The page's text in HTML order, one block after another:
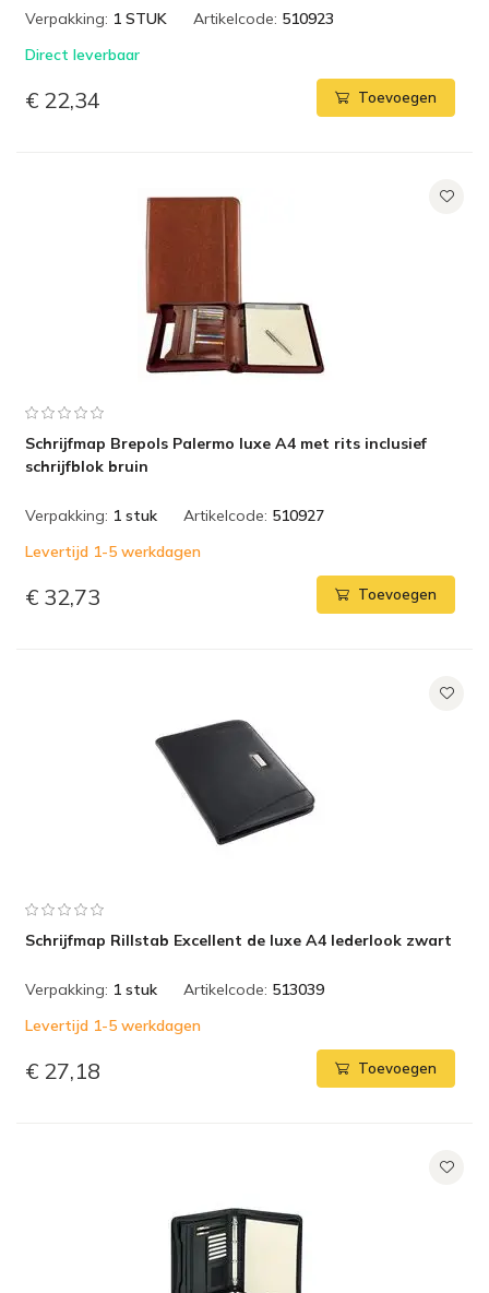
Verpakking: 1 STUK Artikelcode: 510923
Direct leverbaar
€ 22,34 Toevoegen
Schrijfmap Brepols Palermo luxe A4 met rits inclusief
schrijfblok bruin
Verpakking: 1 stuk Artikelcode: 510927
Levertijd 1-5 werkdagen
€ 32,73 Toevoegen
Schrijfmap Rillstab Excellent de luxe A4 lederlook zwart
Verpakking: 1 stuk Artikelcode: 513039
Levertijd 1-5 werkdagen
€ 27,18 Toevoegen